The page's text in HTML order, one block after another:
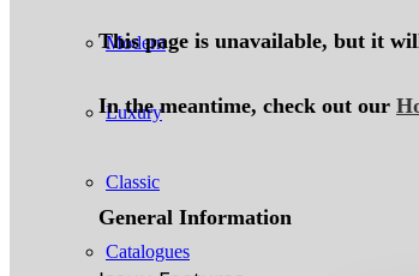
Modern
Luxury
Classic
Catalogues